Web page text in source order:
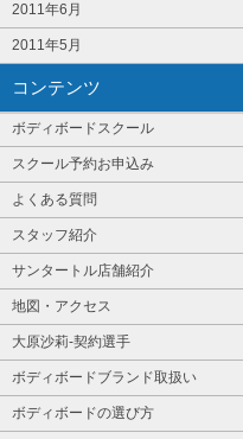
2011年6月
2011年5月
コンテンツ
ボディボードスクール
スクール予約お申込み
よくある質問
スタッフ紹介
サンタートル店舗紹介
地図・アクセス
大原沙莉-契約選手
ボディボードブランド取扱い
ボディボードの選び方